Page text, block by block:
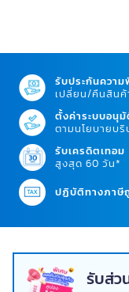
ทำความรู้จักกั
อนุภาคต่างๆ ที่มีขนาดเล็
อากาศที่มีคุณภาพจะช่วยล
แพ้ และปัญหาสุขภาพจา
อากาศสม่ำเสมอจึงเป็นสิ่
เครื่อง
ประเภทของแผ่น
ฟิลเตอร์กรองฝุ่นมีหลายป
การเลือกแผ่นฟิลเตอร์ที่เ
อย่างเต็มที่
1. แผ่นกรอง
Particulate Air ที่สามา
มากกว่า 99.97% เหมาะ
รับประกันความ
เปลี่ยน/คืนสินค้
ตั้งค่าระบบอนุ
ตามนโยบายบ
รับเครดิตเทอม
สูงสุด 60 วัน*
ปฏิบัติทางภาษี
รับส่ว